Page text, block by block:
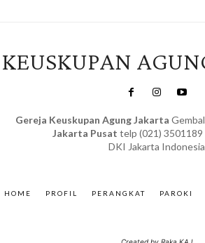
KEUSKUPAN
Gereja Keuskupan Agung Jakarta
Jakarta Pusat telp (021) 3501189
DKI Jakarta Indonesia
HOME PROFIL PERANGKAT PAROKI
Created by Raka KAJ